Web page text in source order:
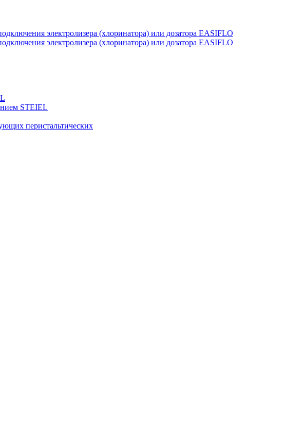
электролизера (хлоринатора) или дозатора EASIFLO
электролизера (хлоринатора) или дозатора EASIFLO
STEIEL
перистальтических